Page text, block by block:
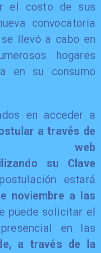
el costo de sus
convocatoria
llevó a cabo en
hogares
en su consumo
en acceder a
a través de
web
su Clave
estará
noviembre a las
puede solicitar el
en las
a través de la